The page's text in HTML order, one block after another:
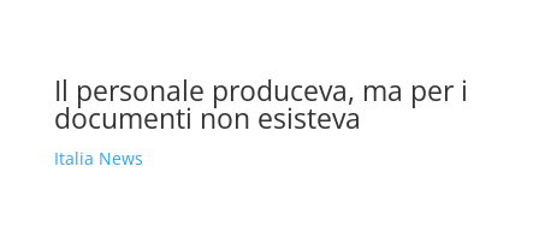
Il personale produceva, ma per i
documenti non esisteva
Italia News